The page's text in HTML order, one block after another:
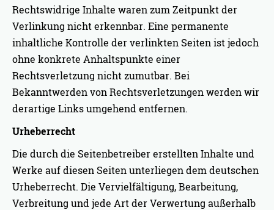
Rechtswidrige Inhalte waren zum Zeitpunkt der
Verlinkung nicht erkennbar. Eine permanente
inhaltliche Kontrolle der verlinkten Seiten ist jedoch
ohne konkrete Anhaltspunkte einer
Rechtsverletzung nicht zumutbar. Bei
Bekanntwerden von Rechtsverletzungen werden wir
derartige Links umgehend entfernen.
Urheberrecht
Die durch die Seitenbetreiber erstellten Inhalte und
Werke auf diesen Seiten unterliegen dem deutschen
Urheberrecht. Die Vervielfältigung, Bearbeitung,
Verbreitung und jede Art der Verwertung außerhalb